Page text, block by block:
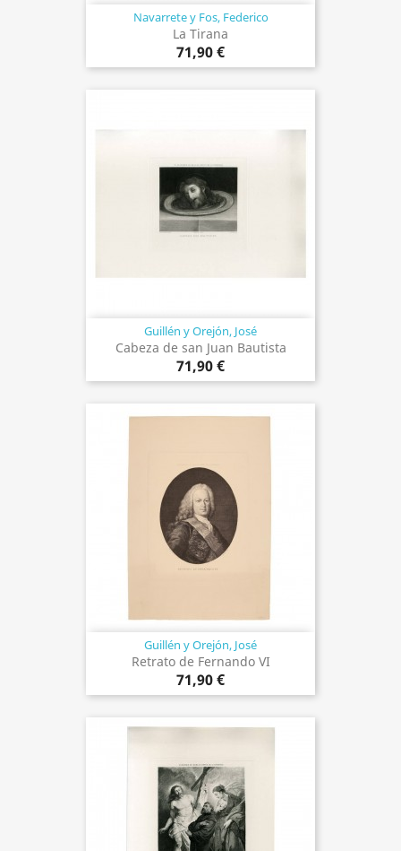
Navarrete y Fos, Federico
La Tirana
71,90 €
Guillén y Orejón, José
Cabeza de san Juan Bautista
71,90 €
Guillén y Orejón, José
Retrato de Fernando VI
71,90 €